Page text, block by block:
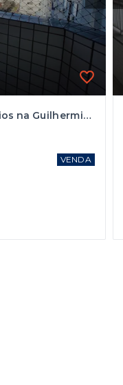
Apartamento com 2 Dormitórios na Guilhermina em Praia Grande
VENDA